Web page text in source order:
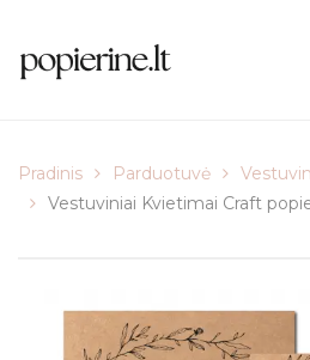
Pradinis Parduotuvė
Vestuviniai Kvietimai Craft